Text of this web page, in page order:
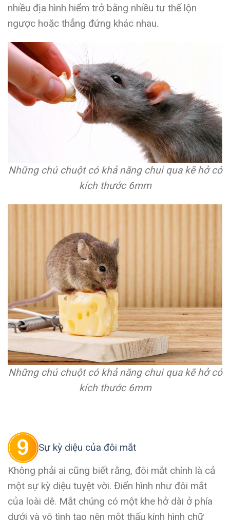
nhiều địa hình hiểm trở bằng nhiều tư thế lộn
ngược hoặc thẳng đứng khác nhau.
Những chú chuột có khả năng chui qua kẽ hở có
kích thước 6mm
Những chú chuột có khả năng chui qua kẽ hở có
kích thước 6mm
Sự kỳ diệu của đôi mắt
Không phải ai cũng biết rằng, đôi mắt chính là cả
một sự kỳ diệu tuyệt vời. Điển hình như đôi mắt
của loài dê. Mắt chúng có một khe hở dài ở phía
dưới và vô tình tạo nên một thấu kính hình chữ